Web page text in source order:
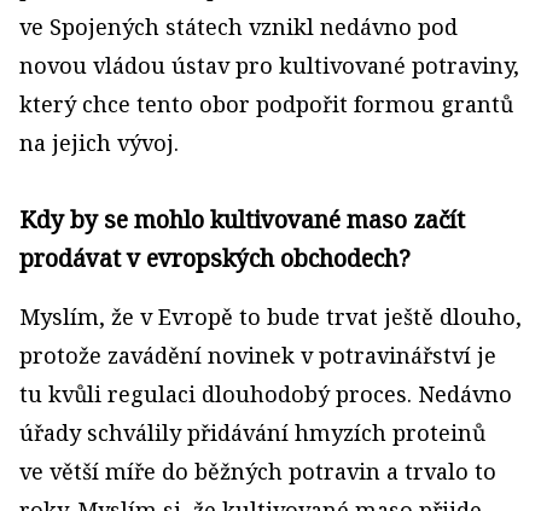
ve Spojených státech vznikl nedávno pod
novou vládou ústav pro kultivované potraviny,
který chce tento obor podpořit formou grantů
na jejich vývoj.
Kdy by se mohlo kultivované maso začít
prodávat v evropských obchodech?
Myslím, že v Evropě to bude trvat ještě dlouho,
protože zavádění novinek v potravinářství je
tu kvůli regulaci dlouhodobý proces. Nedávno
úřady schválily přidávání hmyzích proteinů
ve větší míře do běžných potravin a trvalo to